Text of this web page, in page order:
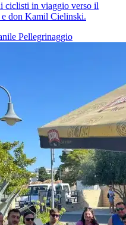
ciclisti in viaggio verso il
don Kamil Cielinski.
Pellegrinaggio